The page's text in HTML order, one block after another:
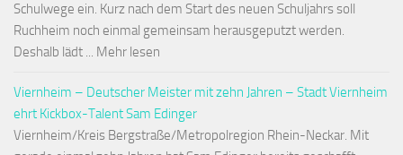
Schulwege ein. Kurz nach dem Start des neuen Schuljahrs soll
Ruchheim noch einmal gemeinsam herausgeputzt werden.
Deshalb lädt ... Mehr lesen
Viernheim – Deutscher Meister mit zehn Jahren – Stadt Viernheim
ehrt Kickbox-Talent Sam Edinger
Viernheim/Kreis Bergstraße/Metropolregion Rhein-Neckar. Mit